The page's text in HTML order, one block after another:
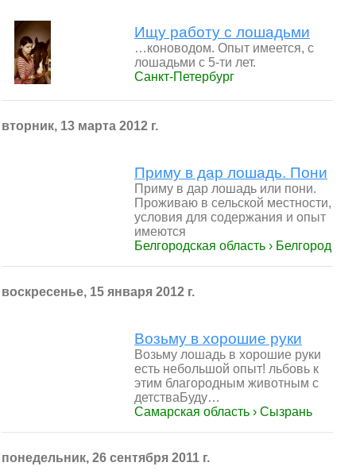
Ищу работу с лошадьми
…коноводом. Опыт имеется, с
лошадьми с 5-ти лет.
Санкт-Петербург
вторник, 13 марта 2012 г.
Приму в дар лошадь. Пони
Приму в дар лошадь или пони.
Проживаю в сельской местности,
условия для содержания и опыт
имеются
Белгородская область › Белгород
воскресенье, 15 января 2012 г.
Возьму в хорошие руки
Возьму лошадь в хорошие руки
есть небольшой опыт! льбовь к
этим благородным животным с
детстваБуду…
Самарская область › Сызрань
понедельник, 26 сентября 2011 г.